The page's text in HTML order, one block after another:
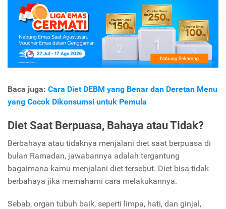
Baca juga: Cara Diet DEBM yang Benar dan Deretan Menu
yang Cocok Dikonsumsi untuk Pemula
Diet Saat Berpuasa, Bahaya atau Tidak?
Berbahaya atau tidaknya menjalani diet saat berpuasa di
bulan Ramadan, jawabannya adalah tergantung
bagaimana kamu menjalani diet tersebut. Diet bisa tidak
berbahaya jika memahami cara melakukannya.
Sebab, organ tubuh baik, seperti limpa, hati, dan ginjal,